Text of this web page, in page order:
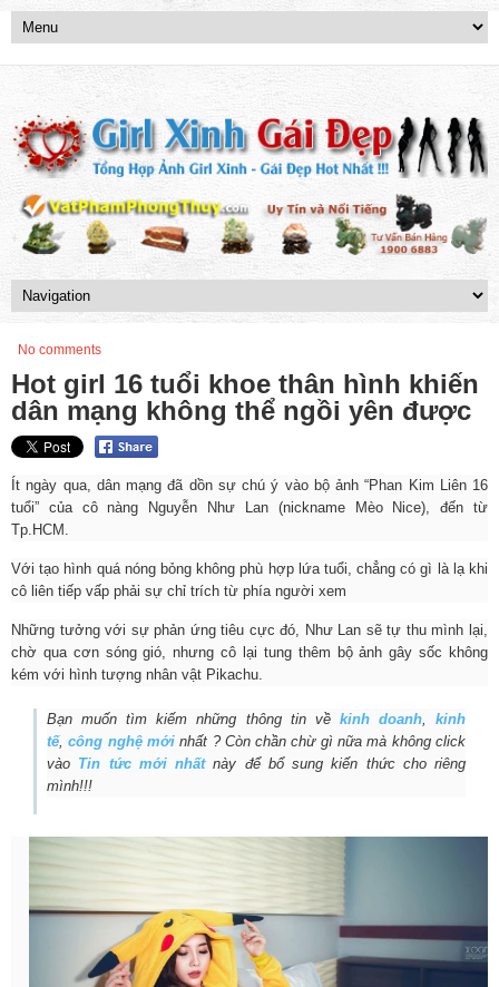
No comments
Hot girl 16 tuổi khoe thân hình khiến
dân mạng không thể ngồi yên được
Ít ngày qua, dân mạng đã dồn sự chú ý vào bộ ảnh “Phan Kim Liên 16
tuổi” của cô nàng Nguyễn Như Lan (nickname Mèo Nice), đến từ
Tp.HCM.
Với tạo hình quá nóng bỏng không phù hợp lứa tuổi, chẳng có gì là lạ khi
cô liên tiếp vấp phải sự chỉ trích từ phía người xem
Những tưởng với sự phản ứng tiêu cực đó, Như Lan sẽ tự thu mình lại,
chờ qua cơn sóng gió, nhưng cô lại tung thêm bộ ảnh gây sốc không
kém với hình tượng nhân vật Pikachu.
Bạn muốn tìm kiếm những thông tin về kinh doanh,
kinh
tế,công nghệ mớinhất ? Còn chần chừ gì nữa mà không click
vào Tin tức mới nhấtnày để bổ sung kiến thức cho riêng
mình!!!